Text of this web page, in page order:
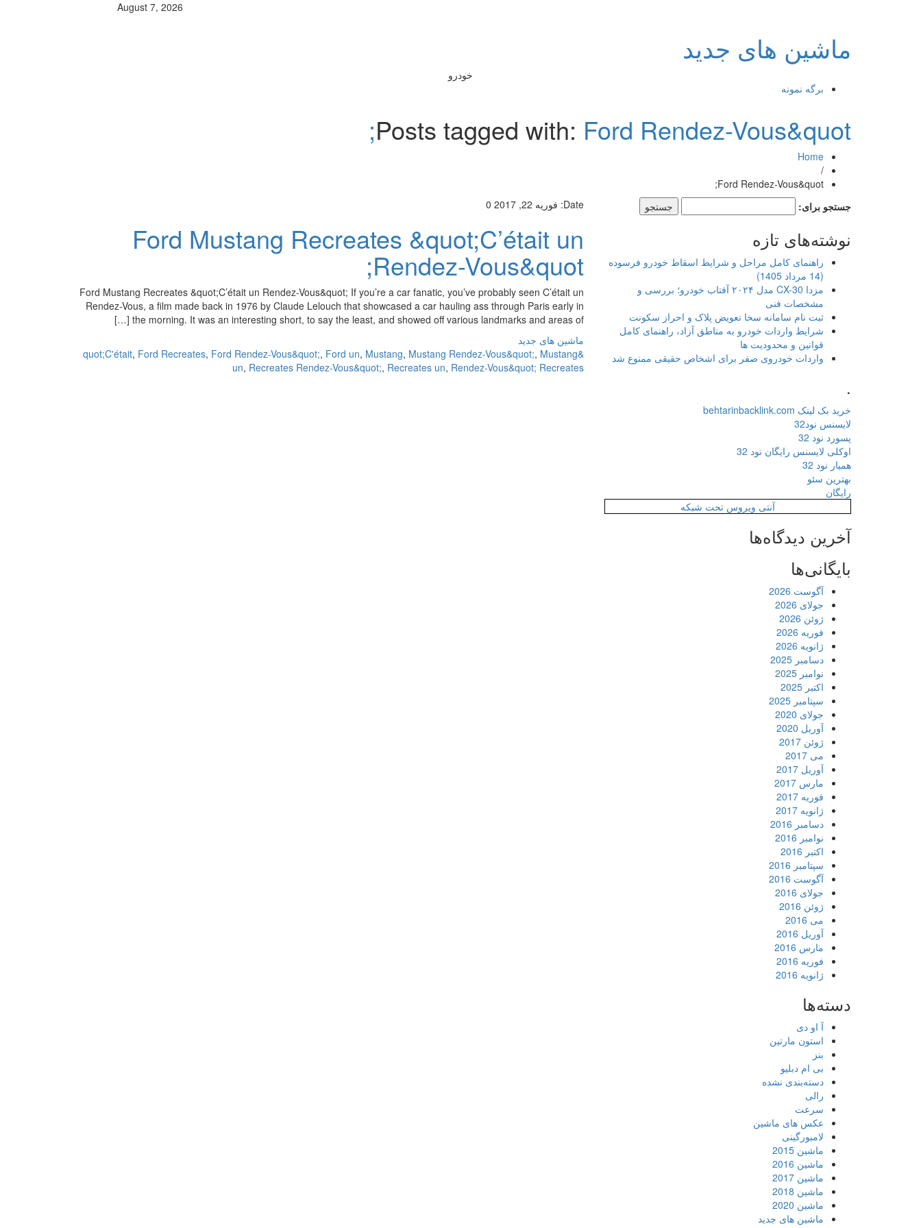
August 7, 2026
ماشین های جدید
خودرو
برگه نمونه
Posts tagged with: Ford Rendez-Vous&quot;
Home
/
Ford Rendez-Vous&quot;
Date: فوریه 22, 2017 0
Ford Mustang Recreates &quot;C’était un
Rendez-Vous&quot;
Ford Mustang Recreates &quot;C’était un Rendez-Vous&quot; If you’re a car fanatic, you’ve probably seen C’était un
Rendez-Vous, a film made back in 1976 by Claude Lelouch that showcased a car hauling ass through Paris early in
the morning. It was an interesting short, to say the least, and showed off various landmarks and areas of […]
ماشین های جدید
&quot;C'était
, Ford Recreates, Ford Rendez-Vous&quot;, Ford un, Mustang, Mustang Rendez-Vous&quot;, Mustang
un, Recreates Rendez-Vous&quot;, Recreates un, Rendez-Vous&quot; Recreates
جستجو برای:
نوشته‌های تازه
راهنمای کامل مراحل و شرایط اسقاط خودرو فرسوده
(14 مرداد 1405)
مزدا CX-30 مدل ۲۰۲۴ آفتاب خودرو؛ بررسی و
مشخصات فنی
ثبت نام سامانه سخا تعویض پلاک و احراز سکونت
شرایط واردات خودرو به مناطق آزاد، راهنمای کامل
قوانین و محدودیت ها
واردات خودروی صفر برای اشخاص حقیقی ممنوع شد
.
خرید بک لینک behtarinbacklink.com
لایسنس نود32
پسورد نود 32
اوکلی لایسنس رایگان نود 32
همیار نود 32
بهترین سئو
رایگان
آنتی ویروس تحت شبکه
آخرین دیدگاه‌ها
بایگانی‌ها
آگوست 2026
جولای 2026
ژوئن 2026
فوریه 2026
ژانویه 2026
دسامبر 2025
نوامبر 2025
اکتبر 2025
سپتامبر 2025
جولای 2020
آوریل 2020
ژوئن 2017
می 2017
آوریل 2017
مارس 2017
فوریه 2017
ژانویه 2017
دسامبر 2016
نوامبر 2016
اکتبر 2016
سپتامبر 2016
آگوست 2016
جولای 2016
ژوئن 2016
می 2016
آوریل 2016
مارس 2016
فوریه 2016
ژانویه 2016
دسته‌ها
آ او دی
استون مارتین
بنز
بی ام دبلیو
دسته‌بندی نشده
رالی
سرعت
عکس های ماشین
لامبورگینی
ماشین 2015
ماشین 2016
ماشین 2017
ماشین 2018
ماشین 2020
ماشین های جدید